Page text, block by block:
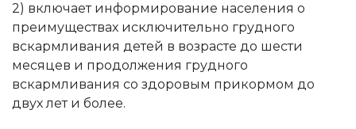
2) включает информирование населения о
преимуществах исключительно грудного
вскармливания детей в возрасте до шести
месяцев и продолжения грудного
вскармливания со здоровым прикормом до
двух лет и более.